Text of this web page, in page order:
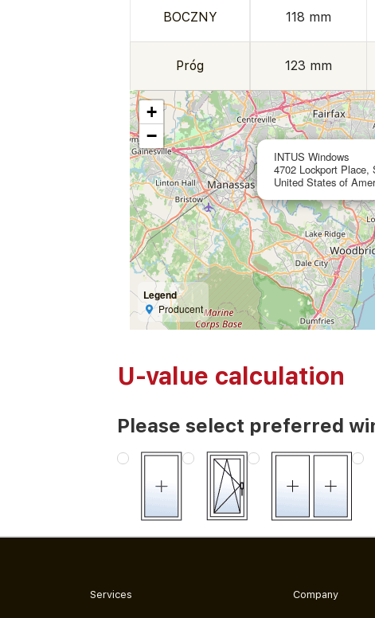
BOCZNY 118 mm
Próg 123 mm
INTUS Windows
4702 Lockport
United States of
+
−
Legend
Producent
U-value calculation
Please select preferred
Services Company